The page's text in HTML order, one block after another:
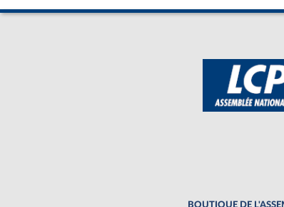
BOUTIQUE DE